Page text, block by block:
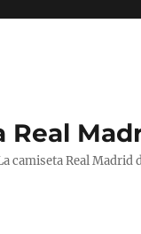
Real
camiseta Real